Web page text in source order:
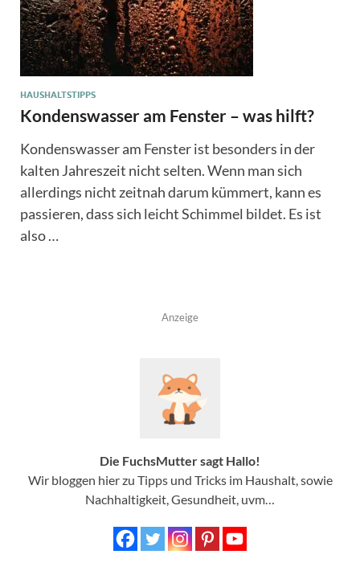
HAUSHALTSTIPPS
Kondenswasser am Fenster – was hilft?
Kondenswasser am Fenster ist besonders in der
kalten Jahreszeit nicht selten. Wenn man sich
allerdings nicht zeitnah darum kümmert, kann es
passieren, dass sich leicht Schimmel bildet. Es ist
also …
Anzeige
Die FuchsMutter sagt Hallo!
Wir bloggen hier zu Tipps und Tricks im Haushalt, sowie
Nachhaltigkeit, Gesundheit, uvm…